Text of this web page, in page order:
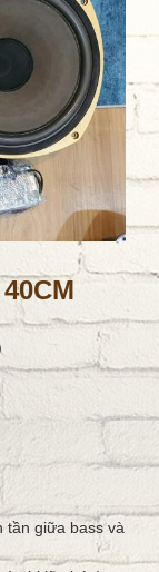
tần giữa bass và